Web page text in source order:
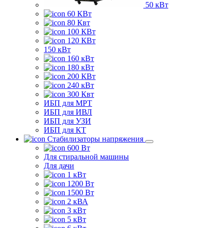
50 кВт
60 КВт
80 Квт
100 КВт
120 КВт
150 кВт
160 кВт
180 кВт
200 КВт
240 кВт
300 Квт
ИБП для МРТ
ИБП для ИВЛ
ИБП для УЗИ
ИБП для КТ
Стабилизаторы напряжения
600 Вт
Для стиральной машины
Для дачи
1 кВт
1200 Вт
1500 Вт
2 кВА
3 кВт
5 кВт